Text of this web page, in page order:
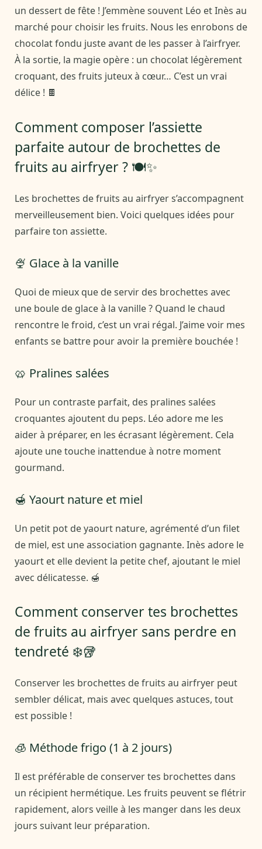
un dessert de fête ! J’emmène souvent Léo et Inès au
marché pour choisir les fruits. Nous les enrobons de
chocolat fondu juste avant de les passer à l’airfryer.
À la sortie, la magie opère : un chocolat légèrement
croquant, des fruits juteux à cœur… C’est un vrai
délice ! 🍫
Comment composer l’assiette
parfaite autour de brochettes de
fruits au airfryer ? 🍽️✨
Les brochettes de fruits au airfryer s’accompagnent
merveilleusement bien. Voici quelques idées pour
parfaire ton assiette.
🍨 Glace à la vanille
Quoi de mieux que de servir des brochettes avec
une boule de glace à la vanille ? Quand le chaud
rencontre le froid, c’est un vrai régal. J’aime voir mes
enfants se battre pour avoir la première bouchée !
🥨 Pralines salées
Pour un contraste parfait, des pralines salées
croquantes ajoutent du peps. Léo adore me les
aider à préparer, en les écrasant légèrement. Cela
ajoute une touche inattendue à notre moment
gourmand.
🍯 Yaourt nature et miel
Un petit pot de yaourt nature, agrémenté d’un filet
de miel, est une association gagnante. Inès adore le
yaourt et elle devient la petite chef, ajoutant le miel
avec délicatesse. 🍯
Comment conserver tes brochettes
de fruits au airfryer sans perdre en
tendreté ❄️🥡
Conserver les brochettes de fruits au airfryer peut
sembler délicat, mais avec quelques astuces, tout
est possible !
🧊 Méthode frigo (1 à 2 jours)
Il est préférable de conserver tes brochettes dans
un récipient hermétique. Les fruits peuvent se flétrir
rapidement, alors veille à les manger dans les deux
jours suivant leur préparation.